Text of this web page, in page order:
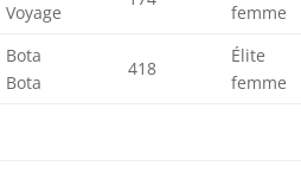
Voyage
femme
Bota
Bota
418
Élite
femme